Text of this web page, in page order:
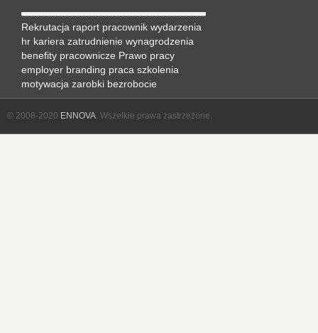
Rekrutacja raport pracownik wydarzenia
hr kariera zatrudnienie wynagrodzenia
benefity pracownicze Prawo pracy
employer branding praca szkolenia
motywacja zarobki bezrobocie
© 2008-2020 ENNOVA. Wszelkie prawa zastrzeżone.